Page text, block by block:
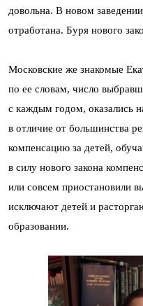
довольна. В новом
отработана. Буря нового
Московские же знакомые
по ее словам, число
с каждым годом, оказались
в отличие от большинства
компенсацию за детей,
в силу нового закона
или совсем приостановили
исключают детей и
образовании.